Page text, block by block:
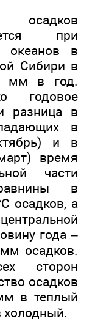
осадков
при
океанов в
Сибири в
мм в год.
годовое
разница в
в
и в
время
части
равнины в
осадков, а
года –
осадков.
сторон
осадков
в теплый
холодный.